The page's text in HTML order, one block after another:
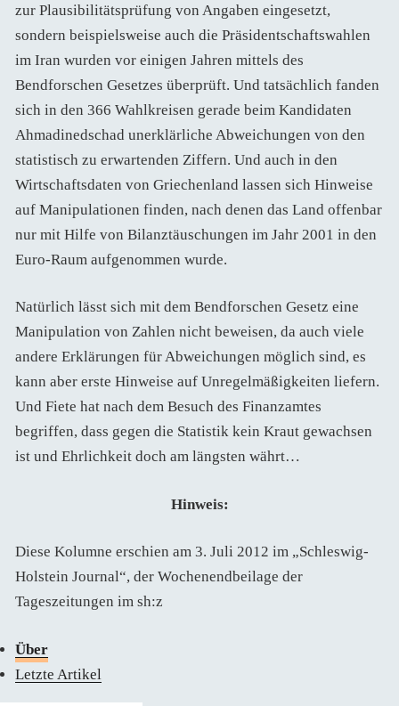
zur Plausibilitätsprüfung von Angaben eingesetzt,
sondern beispielsweise auch die Präsidentschaftswahlen
im Iran wurden vor einigen Jahren mittels des
Bendforschen Gesetzes überprüft. Und tatsächlich fanden
sich in den 366 Wahlkreisen gerade beim Kandidaten
Ahmadinedschad unerklärliche Abweichungen von den
statistisch zu erwartenden Ziffern. Und auch in den
Wirtschaftsdaten von Griechenland lassen sich Hinweise
auf Manipulationen finden, nach denen das Land offenbar
nur mit Hilfe von Bilanztäuschungen im Jahr 2001 in den
Euro-Raum aufgenommen wurde.
Natürlich lässt sich mit dem Bendforschen Gesetz eine
Manipulation von Zahlen nicht beweisen, da auch viele
andere Erklärungen für Abweichungen möglich sind, es
kann aber erste Hinweise auf Unregelmäßigkeiten liefern.
Und Fiete hat nach dem Besuch des Finanzamtes
begriffen, dass gegen die Statistik kein Kraut gewachsen
ist und Ehrlichkeit doch am längsten währt…
Hinweis:
Diese Kolumne erschien am 3. Juli 2012 im „Schleswig-
Holstein Journal“, der Wochenendbeilage der
Tageszeitungen im sh:z
Über
Letzte Artikel